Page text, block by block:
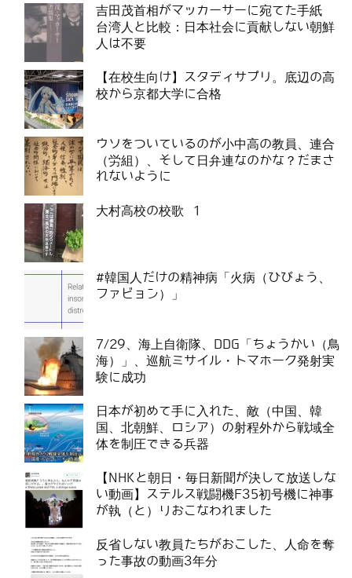
吉田茂首相がマッカーサーに宛てた手紙
台湾人と比較：日本社会に貢献しない朝鮮
人は不要
【在校生向け】スタディサプリ。底辺の高
校から京都大学に合格
ウソをついているのが小中高の教員、連合
（労組）、そして日弁連なのかな？だまさ
れないように
大村高校の校歌 1
#韓国人だけの精神病「火病（ひびょう、
ファビョン）」
7/29、海上自衛隊、DDG「ちょうかい（鳥
海）」、巡航ミサイル・トマホーク発射実
験に成功
日本が初めて手に入れた、敵（中国、韓
国、北朝鮮、ロシア）の射程外から戦域全
体を制圧できる兵器
【NHKと朝日・毎日新聞が決して放送しな
い動画】ステルス戦闘機F35初号機に神事
が執（と）りおこなわれました
反省しない教員たちがおこした、人命を奪
った事故の動画3年分